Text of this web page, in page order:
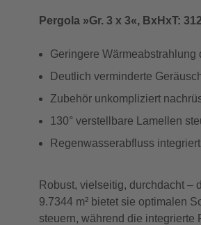
Pergola »Gr. 3 x 3«, BxHxT:
Geringere
Deutlich verminderte
Zubehör unkompliziert
130° verstellbare Lamellen
Regenwasserabfluss
Robust, vielseitig, durchdacht –
9.7344 m² bietet sie optimalen
steuern, während die integrierte